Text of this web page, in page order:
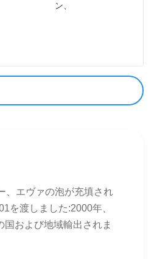
ン、
、エヴァの泡が充填され
を渡しました:2000年、
および地域輸出されま